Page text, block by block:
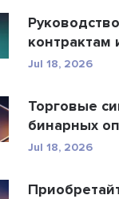
контрактам
Jul 18, 2026
Торговые
бинарных
Jul 18, 2026